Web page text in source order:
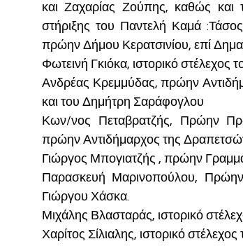
και Ζαχαρίας Ζούπης, καθώς
στήριξης του Παντελή Καμά
πρώην Δήμου Κερατσινίου, επί
Φωτεινή Γκιόκα, ιστορικό στέλεχος
Ανδρέας Κρεμμύδας, πρώην
και του Δημήτρη Σαράφογλου
Κων/νος Πεταβρατζής, Πρώην
πρώην Αντιδήμαρχος της
Γιώργος Μπογιατζής , πρώην
Παρασκευή Μαρινοπούλου, Πρώην
Γιώργου Χάσκα.
Μιχάλης Βλασταράς, ιστορικό
Χαρίτος Σίλιαλης, ιστορικό